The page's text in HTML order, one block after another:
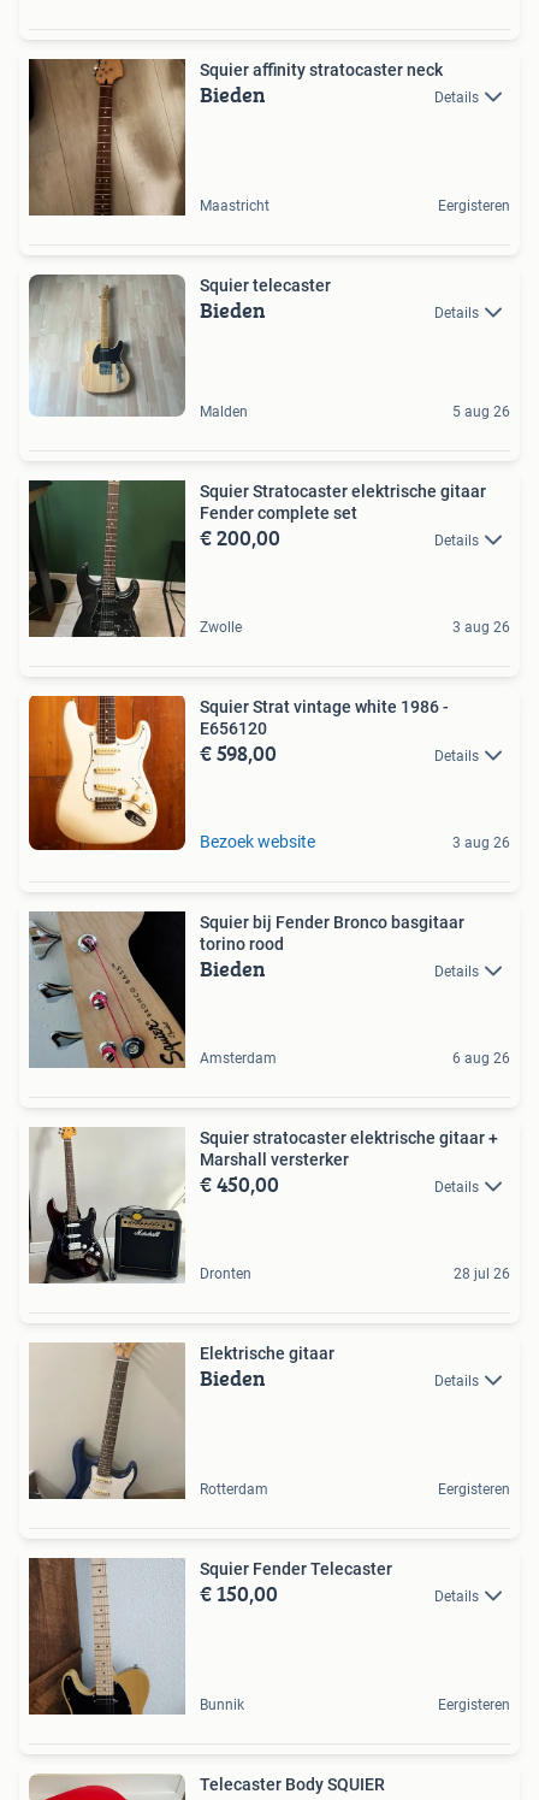
Squier affinity stratocaster neck
Bieden Details
Maastricht Eergisteren
Squier telecaster
Bieden Details
Malden 5 aug 26
Squier Stratocaster elektrische gitaar
Fender complete set
€ 200,00 Details
Zwolle 3 aug 26
Squier Strat vintage white 1986 -
E656120
€ 598,00 Details
Bezoek website 3 aug 26
Squier bij Fender Bronco basgitaar
torino rood
Bieden Details
Amsterdam 6 aug 26
Squier stratocaster elektrische gitaar +
Marshall versterker
€ 450,00 Details
Dronten 28 jul 26
Elektrische gitaar
Bieden Details
Rotterdam Eergisteren
Squier Fender Telecaster
€ 150,00 Details
Bunnik Eergisteren
Telecaster Body SQUIER